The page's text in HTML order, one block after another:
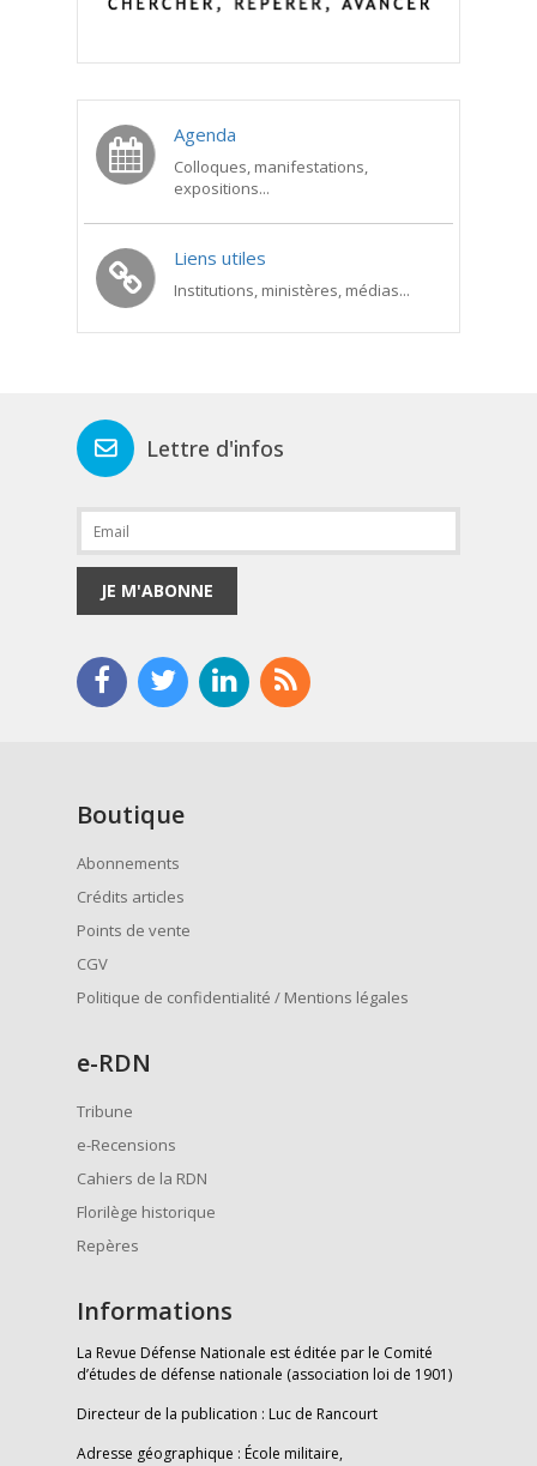
Agenda
Colloques, manifestations,
expositions...
Liens utiles
Institutions, ministères, médias...
Lettre d'infos
JE M'ABONNE
Boutique
Abonnements
Crédits articles
Points de vente
CGV
Politique de confidentialité / Mentions légales
e-RDN
Tribune
e-Recensions
Cahiers de la RDN
Florilège historique
Repères
Informations
La Revue Défense Nationale est éditée par le Comité
d’études de défense nationale (association loi de 1901)
Directeur de la publication : Luc de Rancourt
Adresse géographique : École militaire,